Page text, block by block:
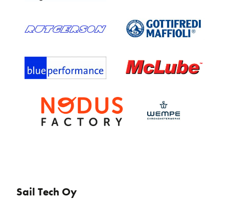
Sail Tech Oy